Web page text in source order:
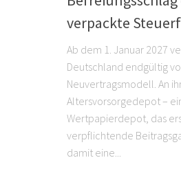
verpackte
Ab dem 1. Januar 2027
Deutschland endgültig
Neuvertragsmodell. An
Altersvorsorgedepot –
Wertpapierdepot, das
verpflichtende
damit eine...